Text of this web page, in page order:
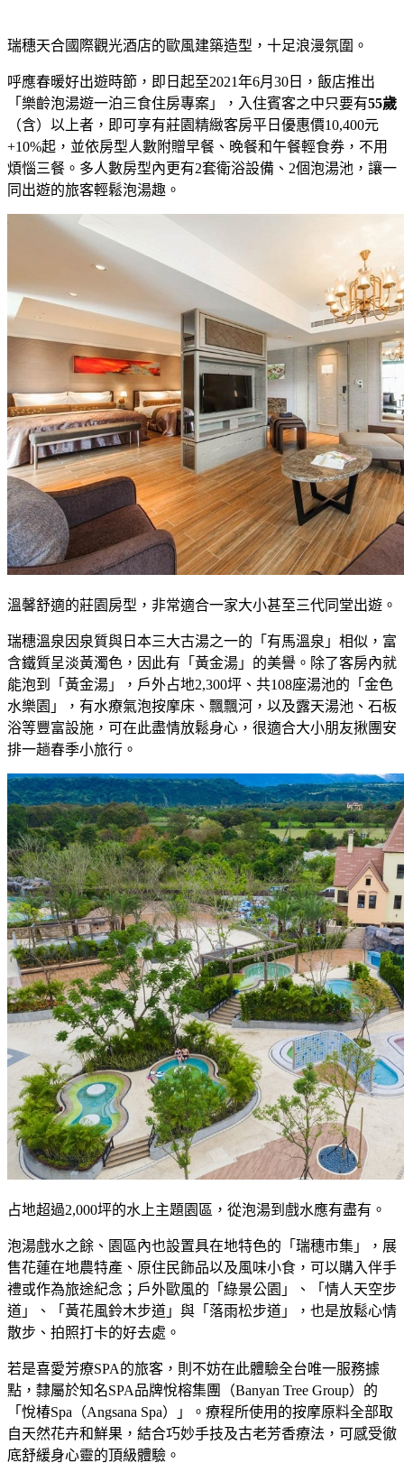
瑞穗天合國際觀光酒店的歐風建築造型，十足浪漫氛圍。
呼應春暖好出遊時節，即日起至2021年6月30日，飯店推出
「樂齡泡湯遊一泊三食住房專案」，入住賓客之中只要有55歲
（含）以上者，即可享有莊園精緻客房平日優惠價10,400元
+10%起，並依房型人數附贈早餐、晚餐和午餐輕食券，不用
煩惱三餐。多人數房型內更有2套衛浴設備、2個泡湯池，讓一
同出遊的旅客輕鬆泡湯趣。
溫馨舒適的莊園房型，非常適合一家大小甚至三代同堂出遊。
瑞穗溫泉因泉質與日本三大古湯之一的「有馬溫泉」相似，富
含鐵質呈淡黃濁色，因此有「黃金湯」的美譽。除了客房內就
能泡到「黃金湯」，戶外占地2,300坪、共108座湯池的「金色
水樂園」，有水療氣泡按摩床、飄飄河，以及露天湯池、石板
浴等豐富設施，可在此盡情放鬆身心，很適合大小朋友揪團安
排一趟春季小旅行。
占地超過2,000坪的水上主題園區，從泡湯到戲水應有盡有。
泡湯戲水之餘、園區內也設置具在地特色的「瑞穗市集」，展
售花蓮在地農特產、原住民飾品以及風味小食，可以購入伴手
禮或作為旅途紀念；戶外歐風的「綠景公園」、「情人天空步
道」、「黃花風鈴木步道」與「落雨松步道」，也是放鬆心情
散步、拍照打卡的好去處。
若是喜愛芳療SPA的旅客，則不妨在此體驗全台唯一服務據
點，隸屬於知名SPA品牌悅榕集團（Banyan Tree Group）的
「悅椿Spa（Angsana Spa）」。療程所使用的按摩原料全部取
自天然花卉和鮮果，結合巧妙手技及古老芳香療法，可感受徹
底舒緩身心靈的頂級體驗。